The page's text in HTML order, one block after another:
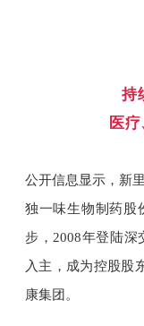
持
医
公开信息显示，新
独一味生物制药股
步，2008年登陆深
入主，成为控股股
康集团。